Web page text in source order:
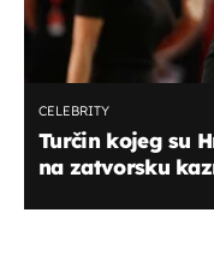
CELEBRITY
Turčin kojeg su
na zatvorsku